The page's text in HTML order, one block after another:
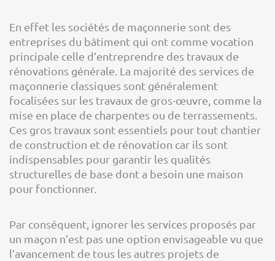
En effet les sociétés de maçonnerie sont des
entreprises du bâtiment qui ont comme vocation
principale celle d’entreprendre des travaux de
rénovations générale. La majorité des services de
maçonnerie classiques sont généralement
focalisées sur les travaux de gros-œuvre, comme la
mise en place de charpentes ou de terrassements.
Ces gros travaux sont essentiels pour tout chantier
de construction et de rénovation car ils sont
indispensables pour garantir les qualités
structurelles de base dont a besoin une maison
pour fonctionner.
Par conséquent, ignorer les services proposés par
un maçon n’est pas une option envisageable vu que
l’avancement de tous les autres projets de